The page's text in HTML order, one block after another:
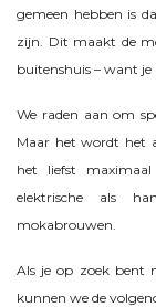
gemeen hebben is
zijn. Dit maakt de
buitenshuis – want je
We raden aan om
Maar het wordt het
het liefst
elektrische als
mokabrouwen.
Als je op zoek bent
kunnen we de